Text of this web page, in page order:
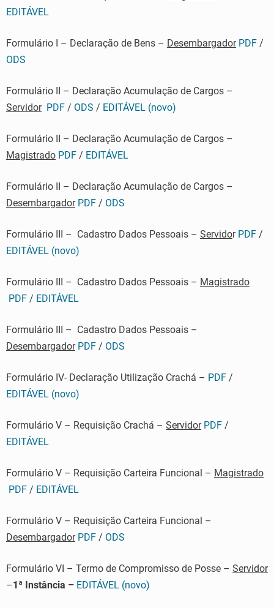
EDITÁVEL
Formulário I – Declaração de Bens – Desembargador PDF /
ODS
Formulário II – Declaração Acumulação de Cargos –
Servidor PDF / ODS / EDITÁVEL (novo)
Formulário II – Declaração Acumulação de Cargos –
Magistrado PDF / EDITÁVEL
Formulário II – Declaração Acumulação de Cargos –
Desembargador PDF / ODS
Formulário III – Cadastro Dados Pessoais – Servidor PDF /
EDITÁVEL (novo)
Formulário III – Cadastro Dados Pessoais – Magistrado
PDF / EDITÁVEL
Formulário III – Cadastro Dados Pessoais –
Desembargador PDF / ODS
Formulário IV- Declaração Utilização Crachá – PDF /
EDITÁVEL (novo)
Formulário V – Requisição Crachá – Servidor PDF /
EDITÁVEL
Formulário V – Requisição Carteira Funcional – Magistrado
PDF / EDITÁVEL
Formulário V – Requisição Carteira Funcional –
Desembargador PDF / ODS
Formulário VI – Termo de Compromisso de Posse – Servidor
–1ª Instância – EDITÁVEL (novo)